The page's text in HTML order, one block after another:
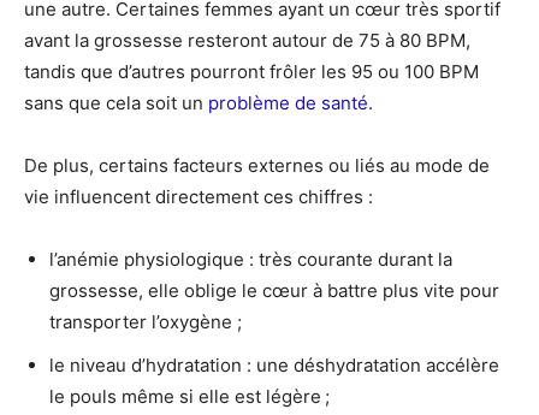
une autre. Certaines femmes ayant un cœur très sportif
avant la grossesse resteront autour de 75 à 80 BPM,
tandis que d’autres pourront frôler les 95 ou 100 BPM
sans que cela soit un problème de santé.
De plus, certains facteurs externes ou liés au mode de
vie influencent directement ces chiffres :
l’anémie physiologique : très courante durant la
grossesse, elle oblige le cœur à battre plus vite pour
transporter l’oxygène ;
le niveau d’hydratation : une déshydratation accélère
le pouls même si elle est légère ;